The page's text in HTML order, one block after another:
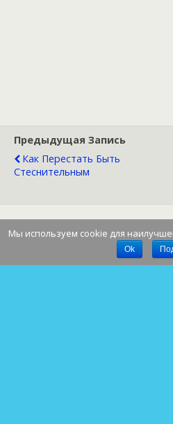
Предыдущая Запись
Как Перестать Быть
Стеснительным
Мы используем cookie для
Ok